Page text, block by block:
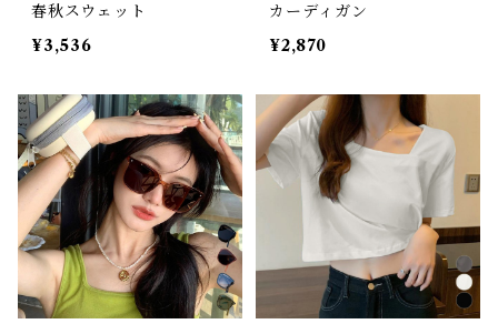
春秋スウェット
¥3,536
カーディガン
¥2,870